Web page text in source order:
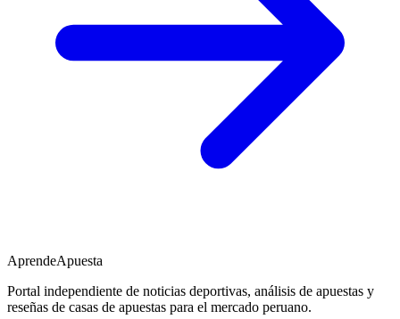
AprendeApuesta
Portal independiente de noticias deportivas, análisis de apuestas y
reseñas de casas de apuestas para el mercado peruano.